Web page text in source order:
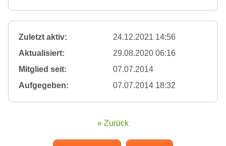
Zuletzt aktiv:
24.12.2021 14:56
Aktualisiert:
29.08.2020 06:16
Mitglied seit:
07.07.2014
Aufgegeben:
07.07.2014 18:32
« Zurück